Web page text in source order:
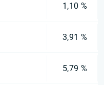
1,10 %
3,91 %
5,79 %